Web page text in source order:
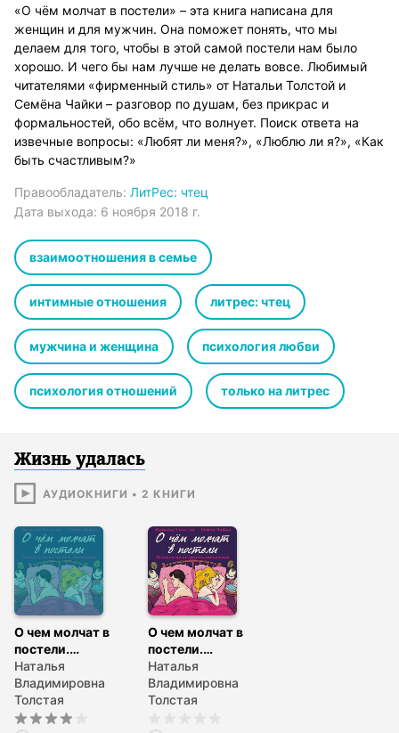
«О чём молчат в постели» – эта книга написана для
женщин и для мужчин. Она поможет понять, что мы
делаем для того, чтобы в этой самой постели нам было
хорошо. И чего бы нам лучше не делать вовсе. Любимый
читателями «фирменный стиль» от Натальи Толстой и
Семёна Чайки – разговор по душам, без прикрас и
формальностей, обо всём, что волнует. Поиск ответа на
извечные вопросы: «Любят ли меня?», «Люблю ли я?», «Как
быть счастливым?»
Правообладатель: ЛитРес: чтец
Дата выхода: 6 ноября 2018 г.
взаимоотношения в семье
интимные отношения литрес: чтец
мужчина и женщина психология любви
психология отношений только на литрес
Жизнь удалась
АУДИОКНИГИ • 2 КНИГИ
О чем молчат в
постели.
Психология
интимных
отношений
Наталья
Владимировна
Толстая
О чем молчат в
постели.
Психология
интимных
отношений
Наталья
Владимировна
Толстая